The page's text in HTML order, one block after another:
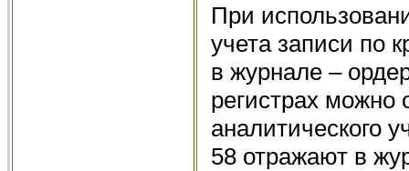
При
учета записи по
в журнале –
регистрах можно
аналитического
58 отражают в